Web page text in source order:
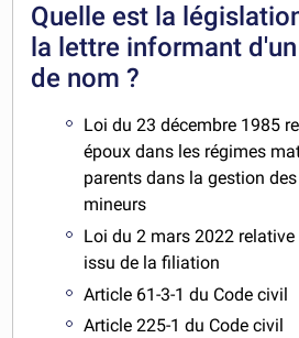
Quelle est la
la lettre informant
de nom ?
Loi du 23 décembre 1985
époux dans les régimes
parents dans la gestion
mineurs
Loi du 2 mars 2022
issu de la filiation
Article 61-3-1 du Code civil
Article 225-1 du Code civil